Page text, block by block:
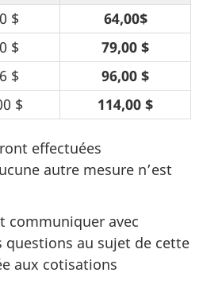
$
64,00$
$
79,00 $
$
96,00 $
$ 114,00 $
effectuées
autre mesure n’est
communiquer avec
questions au sujet de cette
aux cotisations